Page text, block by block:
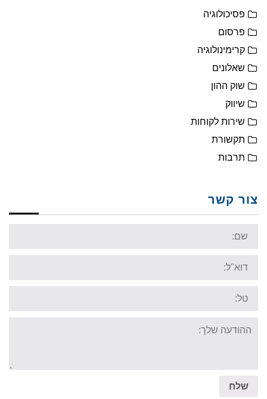
פסיכולוגיה
פרסום
קרימינולוגיה
שאלונים
שוק ההון
שיווק
שירות לקוחות
תקשורת
תרבות
צור קשר
message:
שלח